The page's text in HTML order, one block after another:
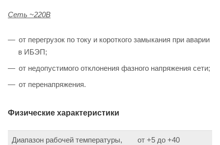
Сеть ~220В
от перегрузок по току и короткого замыкания при аварии
в ИБЭП;
от недопустимого отклонения фазного напряжения сети;
от перенапряжения.
Физические характеристики
Диапазон рабочей температуры,
от +5 до +40